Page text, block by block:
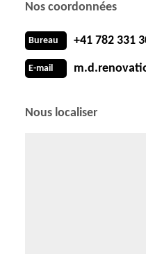
Nos coordonnées
Bureau +41 782 331
E-mail
Nous localiser